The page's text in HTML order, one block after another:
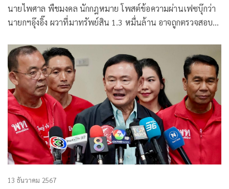
นายไพศาล พืชมงคล นักกฎหมาย โพสต์ข้อความผ่านเฟซบุ๊กว่า
นายกฯอุ๊งอิ๊ง ผวาที่มาทรัพย์สิน 1.3 หมื่นล้าน อาจถูกตรวจสอบ
13 ธันวาคม 2567